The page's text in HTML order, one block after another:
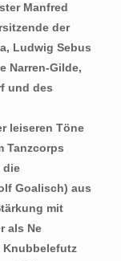
Manfred
der
Ludwig Sebus
Narren-Gilde,
und des
leiseren Töne
Tanzcorps
die
Goalisch) aus
mit
Ne